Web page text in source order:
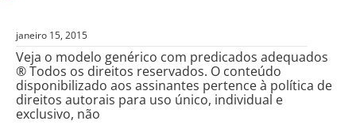
janeiro 15, 2015
Veja o modelo genérico com predicados adequados
® Todos os direitos reservados. O conteúdo
disponibilizado aos assinantes pertence à política de
direitos autorais para uso único, individual e
exclusivo, não